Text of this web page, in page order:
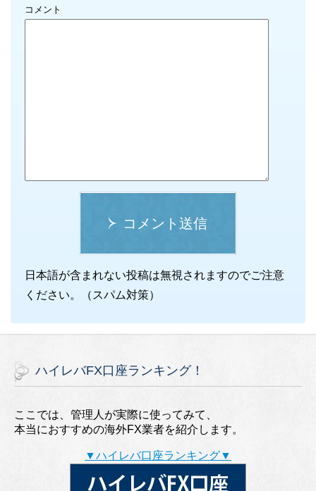
コメント
コメント送信
日本語が含まれない投稿は無視されますのでご注意
ください。（スパム対策）
ハイレバFX口座ランキング！
ここでは、管理人が実際に使ってみて、
本当におすすめの海外FX業者を紹介します。
▼ハイレバ口座ランキング▼